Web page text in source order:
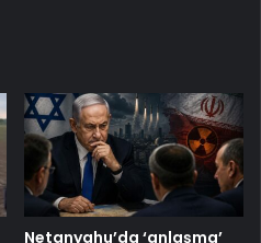
Netanyahu’da ‘anlaşma’